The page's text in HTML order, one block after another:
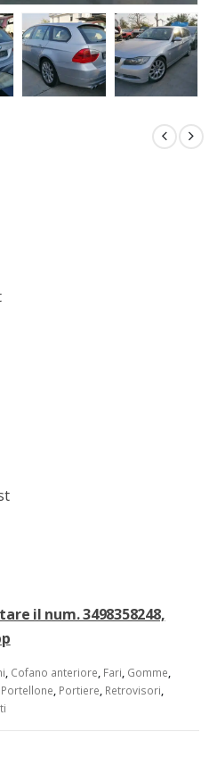
il num. 3498358248,
, Cofano anteriore, Fari, Gomme,
Portellone, Portiere, Retrovisori,